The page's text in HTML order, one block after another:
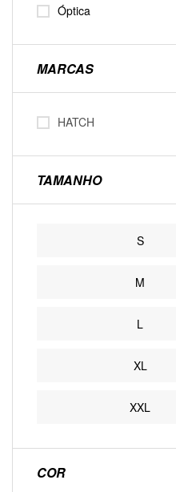
Óptica
MARCAS
HATCH
TAMANHO
S
M
L
XL
XXL
COR